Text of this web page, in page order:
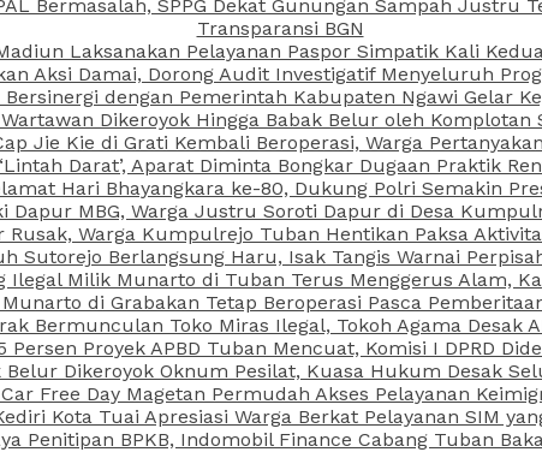
Bermasalah, SPPG Dekat Gunungan Sampah Justru
Transparansi BGN
Laksanakan Pelayanan Paspor Simpatik Kali
Aksi Damai, Dorong Audit Investigatif Menyeluruh
dengan Pemerintah Kabupaten Ngawi Gelar
Dikeroyok Hingga Babak Belur oleh
Jie Kie di Grati Kembali Beroperasi, Warga
Darat’, Aparat Diminta Bongkar Dugaan Praktik
Hari Bhayangkara ke-80, Dukung Polri Semakin
Dapur MBG, Warga Justru Soroti Dapur di Desa
Warga Kumpulrejo Tuban Hentikan Paksa
Sutorejo Berlangsung Haru, Isak Tangis Warnai
Ilegal Milik Munarto di Tuban Terus Menggerus Alam,
di Grabakan Tetap Beroperasi Pasca
Bermunculan Toko Miras Ilegal, Tokoh Agama Desak
Persen Proyek APBD Tuban Mencuat, Komisi I DPRD
Dikeroyok Oknum Pesilat, Kuasa Hukum Desak
Free Day Magetan Permudah Akses Pelayanan
Kota Tuai Apresiasi Warga Berkat Pelayanan SIM
Penitipan BPKB, Indomobil Finance Cabang Tuban